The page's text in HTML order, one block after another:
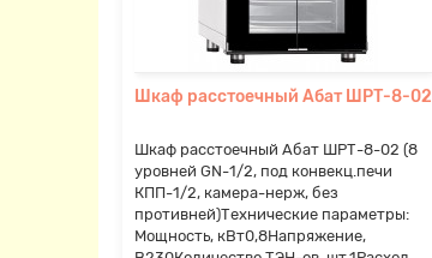
Шкаф расстоечный Абат ШРТ-8-02
Шкаф расстоечный Абат ШРТ-8-02 (8
уровней GN-1/2, под конвекц.печи
КПП-1/2, камера-нерж, без
противней)Технические параметры:
Мощность, кВт0,8Напряжение,